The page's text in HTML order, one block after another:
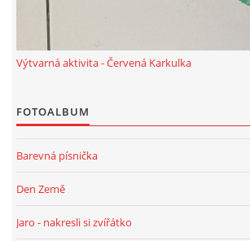
KREATIVNÍ OVOCNÉ A ZELENINOVÉ MLSÁNÍ
MIKULÁŠSKÁ NADÍLKA
Výtvarná aktivita - Červená Karkulka
FOTOALBUM
Barevná písnička
Den Země
Jaro - nakresli si zvířátko